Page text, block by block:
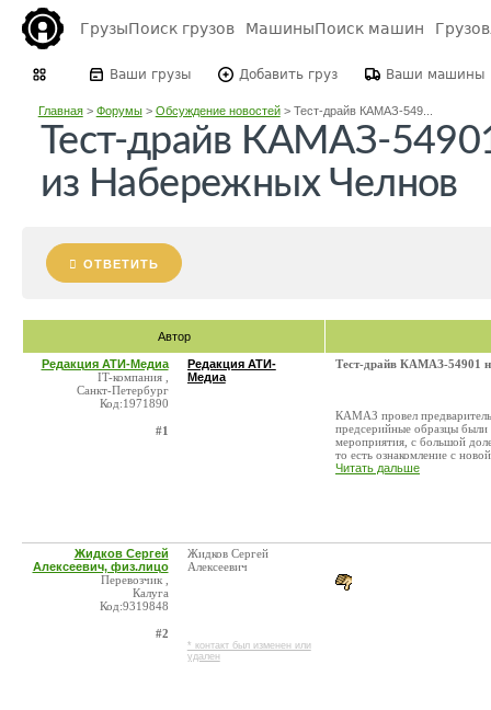
ГрузыПоиск грузов МашиныПоиск машин
Ваши грузы Добавить груз Ваши машины
Главная> Форумы> Обсуждение новостей> Тест-драйв КАМАЗ-549...
Тест-драйв КАМАЗ-
из Набережных Челнов
ОТВЕТИТЬ
Автор
Редакция АТИ-Медиа
IT-компания ,
Санкт-Петербург
Код:1971890
#1
Редакция АТИ-
Медиа
Тест-драйв КАМАЗ-54901
КАМАЗ провел
предсерийные образцы
мероприятия, с большой
то есть ознакомление с
Читать дальше
Жидков Сергей
Алексеевич, физ.лицо
Перевозчик ,
Калуга
Код:9319848
#2
Жидков Сергей
Алексеевич
* контакт был изменен или
удален